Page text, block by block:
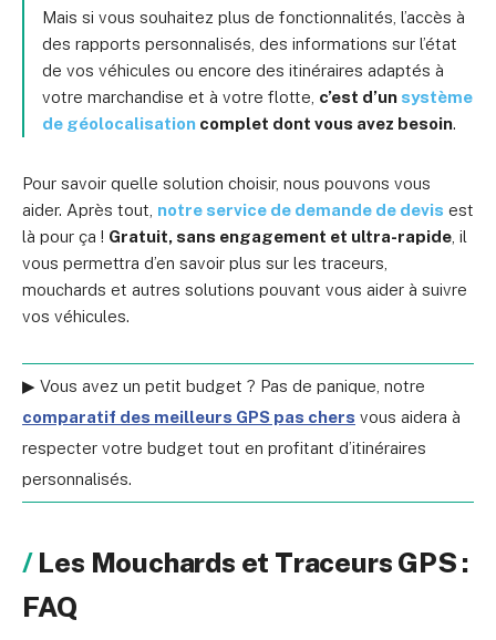
Mais si vous souhaitez plus de fonctionnalités, l’accès à
des rapports personnalisés, des informations sur l’état
de vos véhicules ou encore des itinéraires adaptés à
votre marchandise et à votre flotte, c’est d’un système
de géolocalisation complet dont vous avez besoin.
Pour savoir quelle solution choisir, nous pouvons vous
aider. Après tout, notre service de demande de devis est
là pour ça ! Gratuit, sans engagement et ultra-rapide , il
vous permettra d’en savoir plus sur les traceurs,
mouchards et autres solutions pouvant vous aider à suivre
vos véhicules.
▶ Vous avez un petit budget ? Pas de panique, notre
comparatif des meilleurs GPS pas chers vous aidera à
respecter votre budget tout en profitant d’itinéraires
personnalisés.
Les Mouchards et Traceurs GPS :
FAQ